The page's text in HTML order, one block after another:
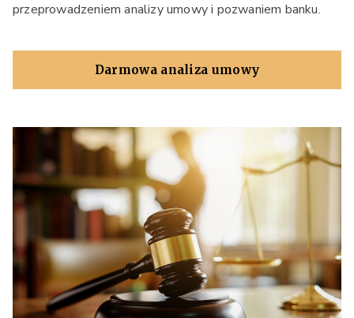
przeprowadzeniem analizy umowy i pozwaniem banku.
Darmowa analiza umowy